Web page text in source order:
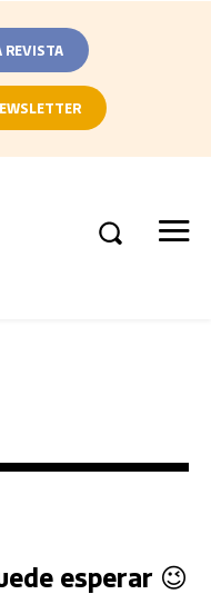
REVISTA
esperar 😉